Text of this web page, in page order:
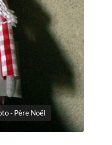
- Père Noël